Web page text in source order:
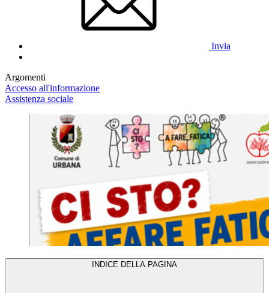
Invia
Argomenti
Accesso all'informazione
Assistenza sociale
INDICE DELLA PAGINA